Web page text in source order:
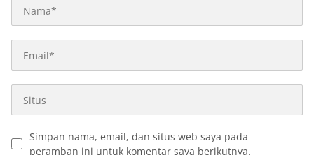
Simpan nama, email, dan situs web saya pada
peramban ini untuk komentar saya berikutnya.